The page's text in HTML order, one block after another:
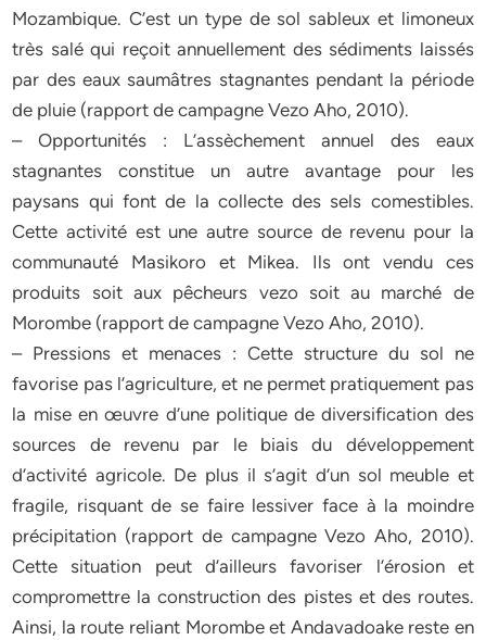
Mozambique. C’est un type de sol sableux et limoneux
très salé qui reçoit annuellement des sédiments laissés
par des eaux saumâtres stagnantes pendant la période
de pluie (rapport de campagne Vezo Aho, 2010).
– Opportunités : L’assèchement annuel des eaux
stagnantes constitue un autre avantage pour les
paysans qui font de la collecte des sels comestibles.
Cette activité est une autre source de revenu pour la
communauté Masikoro et Mikea. Ils ont vendu ces
produits soit aux pêcheurs vezo soit au marché de
Morombe (rapport de campagne Vezo Aho, 2010).
– Pressions et menaces : Cette structure du sol ne
favorise pas l’agriculture, et ne permet pratiquement pas
la mise en œuvre d’une politique de diversification des
sources de revenu par le biais du développement
d’activité agricole. De plus il s’agit d’un sol meuble et
fragile, risquant de se faire lessiver face à la moindre
précipitation (rapport de campagne Vezo Aho, 2010).
Cette situation peut d’ailleurs favoriser l’érosion et
compromettre la construction des pistes et des routes.
Ainsi, la route reliant Morombe et Andavadoake reste en